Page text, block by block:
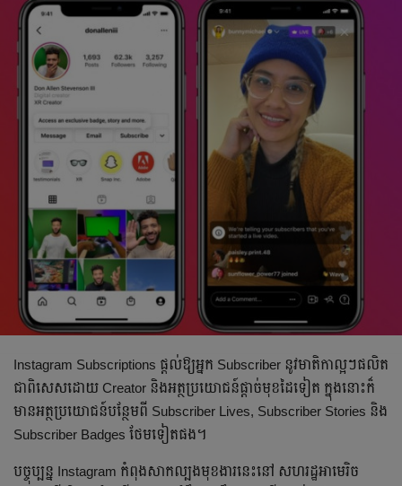
Instagram Subscriptions ផ្តល់ឱ្យអ្នក Subscriber នូវមាតិកាល្អៗផលិត
ជាពិសេសដោយ Creator និងអត្ថប្រយោជន៍ផ្ដាច់មុខដៃទៀត ក្នុងនោះក៏
មានអត្ថប្រយោជន៍បន្ថែមពី Subscriber Lives, Subscriber Stories និង
Subscriber Badges ថែមទៀតផង។
បច្ចុប្បន្ន Instagram កំពុងសាកល្បងមុខងារនេះនៅ សហរដ្ឋអាមេរិច